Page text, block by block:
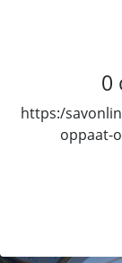
0
https:/
oppaat-